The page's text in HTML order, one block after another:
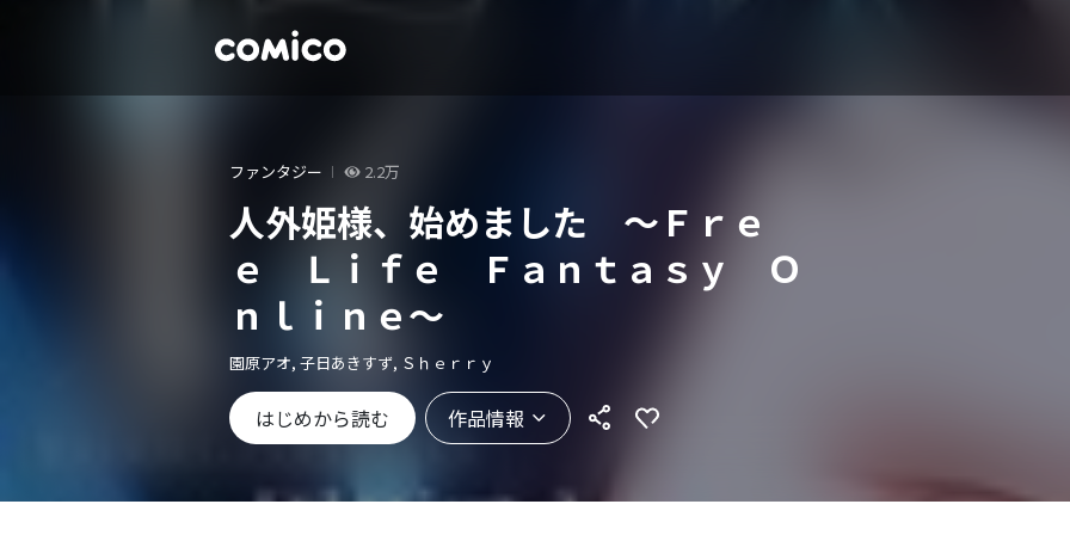
ファンタジー 2.2万
人外姫様、始めました ～Ｆｒｅ
ｅ Ｌｉｆｅ Ｆａｎｔａｓｙ Ｏ
ｎｌｉｎｅ～
園原アオ, 子日あきすず, Ｓｈｅｒｒｙ
はじめから読む 作品情報